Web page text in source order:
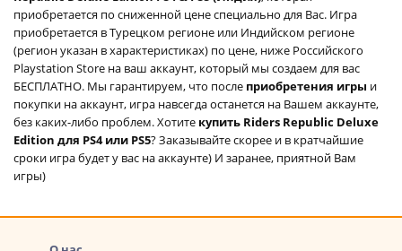
приобретается по сниженной цене специально для Вас. Игра
приобретается в Турецком регионе или Индийском регионе
(регион указан в характеристиках) по цене, ниже Российского
Playstation Store на ваш аккаунт, который мы создаем для вас
БЕСПЛАТНО. Мы гарантируем, что после приобретения игры и
покупки на аккаунт, игра навсегда останется на Вашем аккаунте,
без каких-либо проблем. Хотите купить Riders Republic Deluxe
Edition для PS4 или PS5? Заказывайте скорее и в кратчайшие
сроки игра будет у вас на аккаунте) И заранее, приятной Вам
игры)